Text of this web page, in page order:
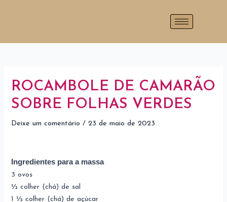
conteúdo
ROCAMBOLE DE CAMARÃO
SOBRE FOLHAS VERDES
Deixe um comentário /23 de maio de 2023
Ingredientes para a massa
3 ovos
½ colher (chá) de sal
1 ½ colher (chá) de açúcar